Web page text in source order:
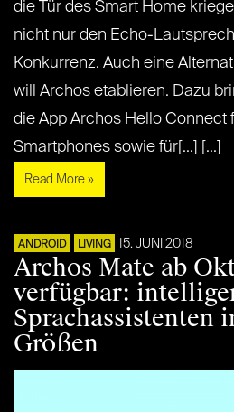
die Tür des Smart Home
nicht nur den Echo-
Konkurrenz. Auch eine
will Archos etablieren. Dazu
die App Archos Hello Connect
Smartphones sowie für[...] [...]
Read More »
ANDROID LIVING 15. JUNI 2018
Archos Mate ab
verfügbar:
Sprachassistenten
Größen